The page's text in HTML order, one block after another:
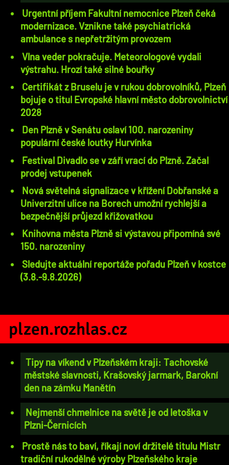
Urgentní příjem Fakultní nemocnice Plzeň čeká
modernizace. Vznikne také psychiatrická
ambulance s nepřetržitým provozem
Vlna veder pokračuje. Meteorologové vydali
výstrahu. Hrozí také silné bouřky
Certifikát z Bruselu je v rukou dobrovolníků, Plzeň
bojuje o titul Evropské hlavní město dobrovolnictví
2028
Den Plzně v Senátu oslaví 100. narozeniny
populární české loutky Hurvínka
Festival Divadlo se v září vrací do Plzně. Začal
prodej vstupenek
Nová světelná signalizace v křížení Dobřanské a
Univerzitní ulice na Borech umožní rychlejší a
bezpečnější průjezd křižovatkou
Knihovna města Plzně si výstavou připomíná své
150. narozeniny
Sledujte aktuální reportáže pořadu Plzeň v kostce
(3.8.-9.8.2026)
plzen.rozhlas.cz
Tipy na víkend v Plzeňském kraji: Tachovské
městské slavnosti, Krašovský jarmark, Barokní
den na zámku Manětín
Nejmenší chmelnice na světě je od letoška v
Plzni-Černicích
Prostě nás to baví, říkají noví držitelé titulu Mistr
tradiční rukodělné výroby Plzeňského kraje